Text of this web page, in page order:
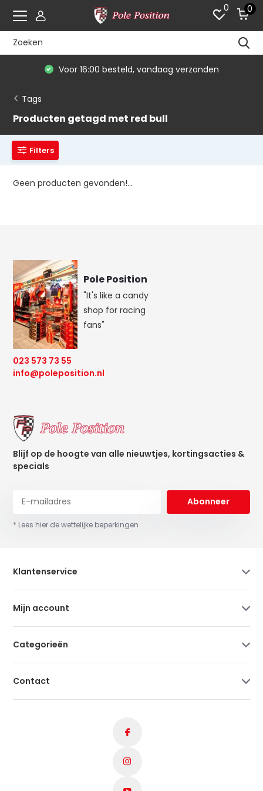
0 0
Voor 16:00 besteld, vandaag verzonden
Tags
Producten getagd met red bull
Filters
Geen producten gevonden!...
Pole Position
"It's like a candy
shop for racing
fans"
023 573 73 55
info@poleposition.nl
Blijf op de hoogte van alle nieuwtjes, kortingsacties &
specials
Abonneer
* Lees hier de wettelijke beperkingen
Klantenservice
Mijn account
Categorieën
Contact